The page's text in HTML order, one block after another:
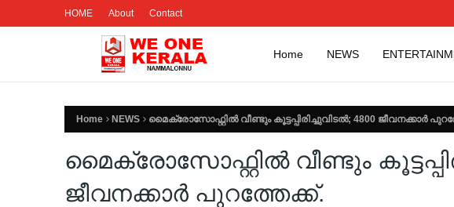
HOME About Contact
Home NEWS
Home NEWS മൈക്രോസോഫ്റ്റില്‍ വീണ്ടും കൂട്ടപ്പിരിച്ചുവിടല്‍; 4800 ജീവനക്കാര്‍
മൈക്രോസോഫ്റ്റില്‍ വീണ്ടും
ജീവനക്കാര്‍ പുറത്തേക്ക്.